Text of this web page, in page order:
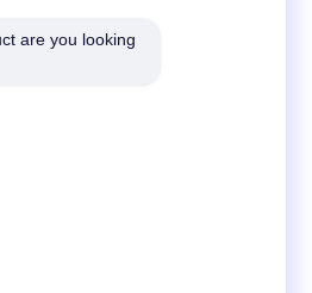
are you looking